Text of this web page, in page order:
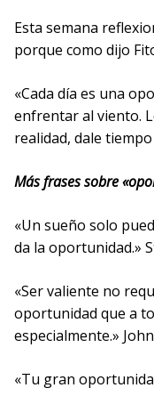
Esta semana
porque como dijo
«Cada día es una
enfrentar al viento.
realidad, dale
Más frases sobre
«Un sueño solo
da la oportunidad.»
«Ser valiente no
oportunidad que a
especialmente.»
«Tu gran